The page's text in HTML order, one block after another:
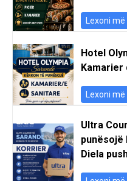
Lexoni
Hotel
Kamarier
Lexoni
Ultra
punësojë
Diela